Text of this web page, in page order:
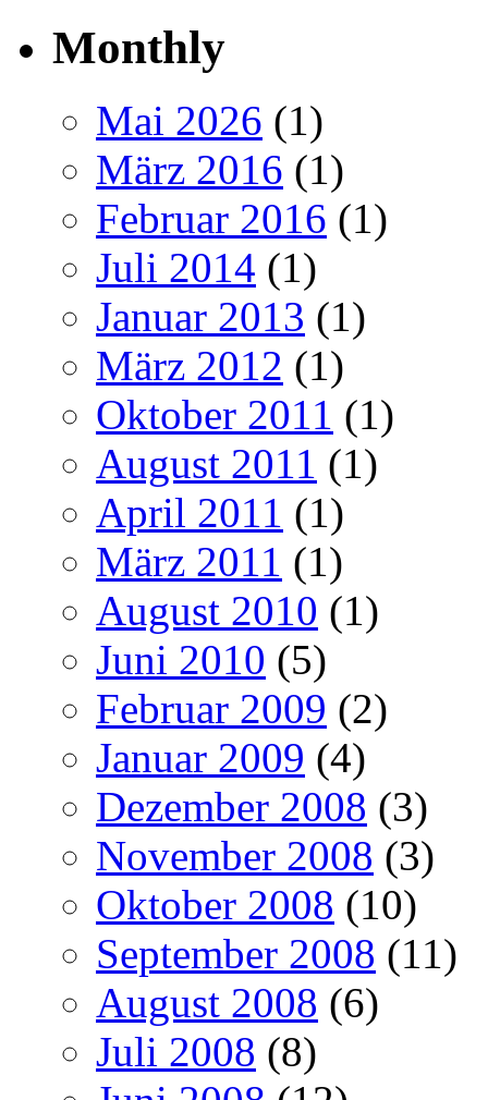
Monthly
Mai 2026 (1)
März 2016 (1)
Februar 2016 (1)
Juli 2014 (1)
Januar 2013 (1)
März 2012 (1)
Oktober 2011 (1)
August 2011 (1)
April 2011 (1)
März 2011 (1)
August 2010 (1)
Juni 2010 (5)
Februar 2009 (2)
Januar 2009 (4)
Dezember 2008 (3)
November 2008 (3)
Oktober 2008 (10)
September 2008 (11)
August 2008 (6)
Juli 2008 (8)